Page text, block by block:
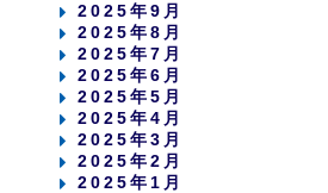
2025年9月
2025年8月
2025年7月
2025年6月
2025年5月
2025年4月
2025年3月
2025年2月
2025年1月